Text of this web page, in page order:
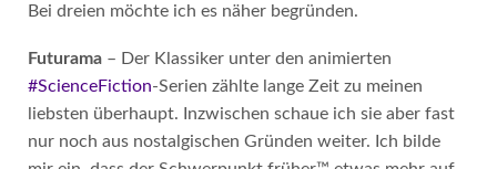
Bei dreien möchte ich es näher begründen.
Futurama– Der Klassiker unter den animierten
#ScienceFiction-Serien zählte lange Zeit zu meinen
liebsten überhaupt. Inzwischen schaue ich sie aber fast
nur noch aus nostalgischen Gründen weiter. Ich bilde